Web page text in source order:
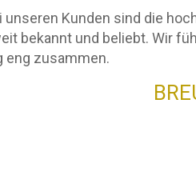
unseren Kunden sind die
bekannt und beliebt. Wir
eng zusammen.